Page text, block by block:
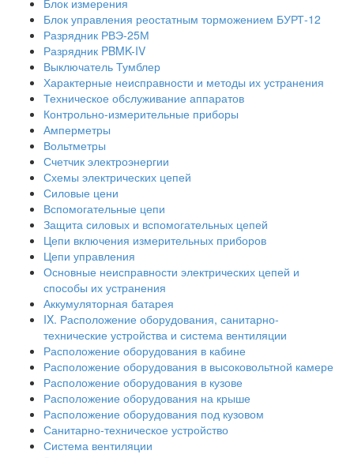
Блок измерения
Блок управления реостатным торможением БУРТ-12
Разрядник РВЭ-25М
Разрядник PBMK-IV
Выключатель Тумблер
Характерные неисправности и методы их устранения
Техническое обслуживание аппаратов
Контрольно-измерительные приборы
Амперметры
Вольтметры
Счетчик электроэнергии
Схемы электрических цепей
Силовые цени
Вспомогательные цепи
Защита силовых и вспомогательных цепей
Цепи включения измерительных приборов
Цепи управления
Основные неисправности электрических цепей и
способы их устранения
Аккумуляторная батарея
IX. Расположение оборудования, санитарно-
технические устройства и система вентиляции
Расположение оборудования в кабине
Расположение оборудования в высоковольтной камере
Расположение оборудования в кузове
Расположение оборудования на крыше
Расположение оборудования под кузовом
Санитарно-техническое устройство
Система вентиляции